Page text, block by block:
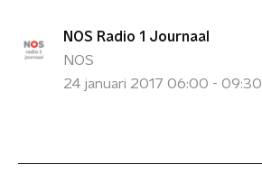
NOS Radio 1 Journaal
NOS
24 januari 2017 06:00 - 09:30